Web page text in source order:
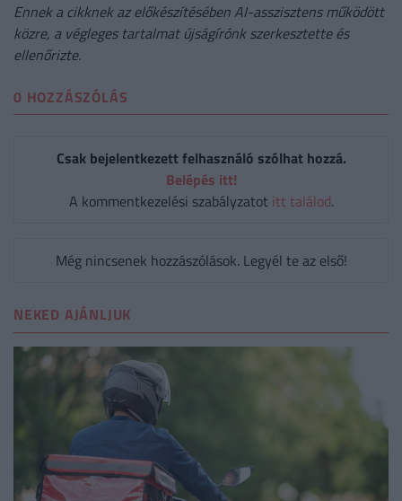
Ennek a cikknek az előkészítésében AI-asszisztens működött
közre, a végleges tartalmat újságírónk szerkesztette és
ellenőrizte.
0 HOZZÁSZÓLÁS
Csak bejelentkezett felhasználó szólhat hozzá.
Belépés itt!
A kommentkezelési szabályzatot itt találod.
Még nincsenek hozzászólások. Legyél te az első!
NEKED AJÁNLJUK